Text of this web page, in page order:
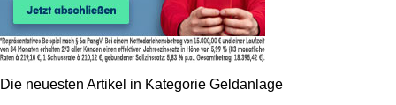
Die neuesten Artikel in Kategorie Geldanlage